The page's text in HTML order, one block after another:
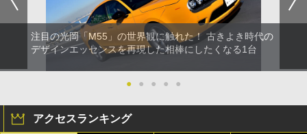
注目の光岡「M55」の世界観に触れた！ 古きよき時代の
デザインエッセンスを再現した相棒にしたくなる1台
● ● ● ● ●
アクセスランキング